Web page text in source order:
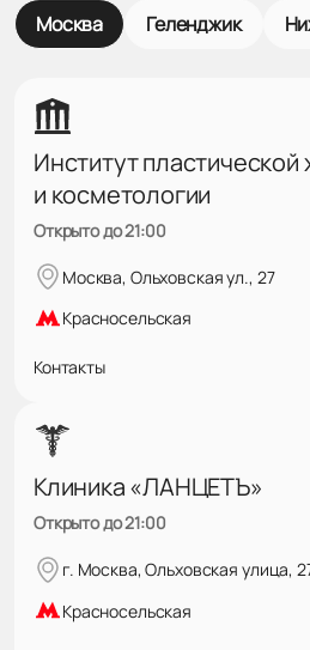
Москва Геленджик
Институт пластической
и косметологии
Открыто до 21:00
Москва, Ольховская ул., 27
Красносельская
Контакты
Клиника «ЛАНЦЕТЪ»
Открыто до 21:00
г. Москва, Ольховская улица,
Красносельская